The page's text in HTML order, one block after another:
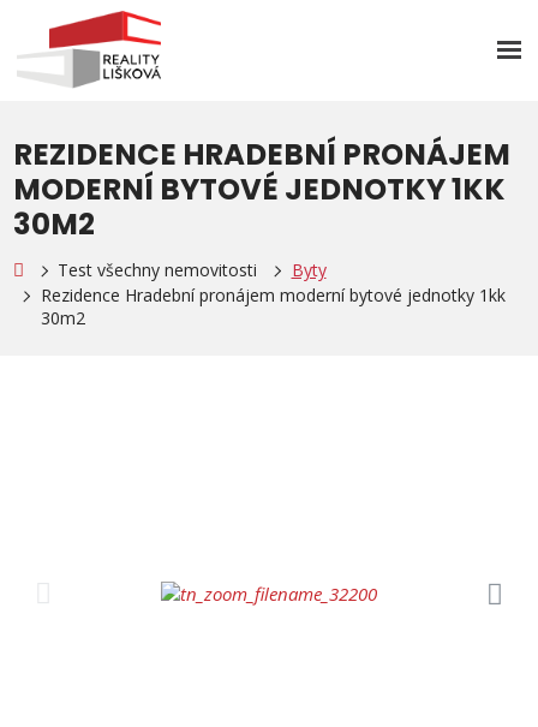
REZIDENCE HRADEBNÍ PRONÁJEM
MODERNÍ BYTOVÉ JEDNOTKY 1KK
30M2
Test všechny nemovitosti
Byty
Rezidence Hradební pronájem moderní bytové jednotky 1kk
30m2